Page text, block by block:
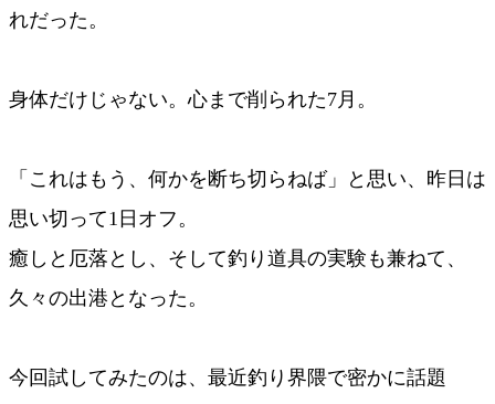
れだった。
身体だけじゃない。心まで削られた7月。
「これはもう、何かを断ち切らねば」と思い、昨日は
思い切って1日オフ。
癒しと厄落とし、そして釣り道具の実験も兼ねて、
久々の出港となった。
今回試してみたのは、最近釣り界隈で密かに話題